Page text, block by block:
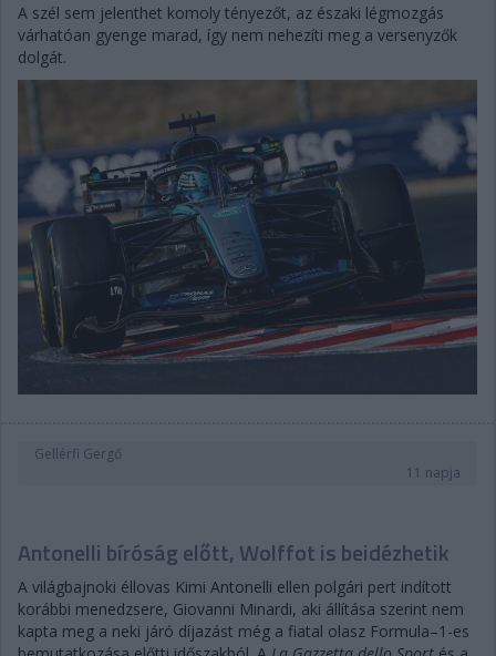
A szél sem jelenthet komoly tényezőt, az északi légmozgás
várhatóan gyenge marad, így nem nehezíti meg a versenyzők
dolgát.
Gellérfi Gergő
11 napja
Antonelli bíróság előtt, Wolffot is beidézhetik
A világbajnoki éllovas Kimi Antonelli ellen polgári pert indított
korábbi menedzsere, Giovanni Minardi, aki állítása szerint nem
kapta meg a neki járó díjazást még a fiatal olasz Formula–1-es